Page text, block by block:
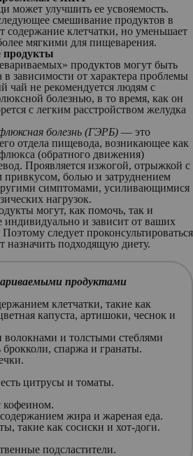
может улучшить ее усвояемость.
смешивание продуктов в
содержание клетчатки, но уменьшает
мягкими для пищеварения.
продукты
продуктов могут быть
зависимости от характера проблемы
не рекомендуется людям с
болезнью, в то время, как он
с легким расстройством желудка
болезнь (ГЭРБ) — это
отдела пищевода, возникающее как
(обратного движения)
Проявляется изжогой, отрыжкой с
болью и затруднением
симптомами, усиливающимися
нагрузок.
могут, как помочь, так и
индивидуально и зависит от ваших
следует проконсультироваться
назначить подходящую диету.
продуктами
клетчатки, такие как
капуста, артишоки, чеснок и
и толстыми стеблями
спаржа и гранаты.
цитрусы и томаты.
кофеином.
жира и жареная еда.
такие как сосиски и хот-доги.
подсластители.